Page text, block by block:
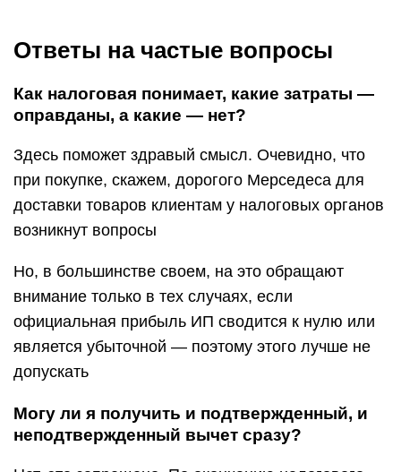
Ответы на частые вопросы
Как налоговая понимает, какие затраты —
оправданы, а какие — нет?
Здесь поможет здравый смысл. Очевидно, что
при покупке, скажем, дорогого Мерседеса для
доставки товаров клиентам у налоговых органов
возникнут вопросы
Но, в большинстве своем, на это обращают
внимание только в тех случаях, если
официальная прибыль ИП сводится к нулю или
является убыточной — поэтому этого лучше не
допускать
Могу ли я получить и подтвержденный, и
неподтвержденный вычет сразу?